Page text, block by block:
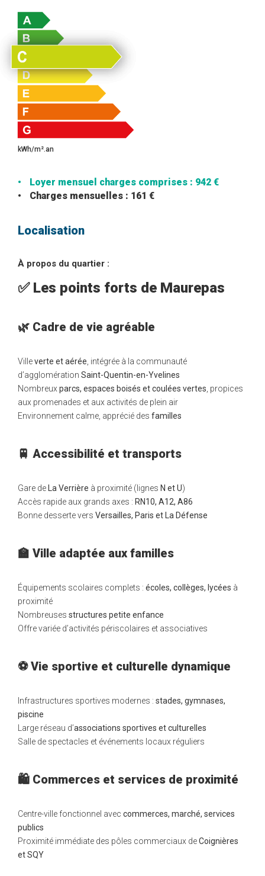
kWh/m².an
Loyer mensuel charges comprises : 942 €
Charges mensuelles : 161 €
Localisation
À propos du quartier :
✅ Les points forts de Maurepas
🌿 Cadre de vie agréable
Villeverte et aérée, intégrée à la communauté
d’agglomération Saint-Quentin-en-Yvelines
Nombreuxparcs, espaces boisés et coulées vertes, propices
aux promenades et aux activités de plein air
Environnement calme, apprécié des familles
🚆 Accessibilité et transports
Gare de La Verrière à proximité (lignes N et U)
Accès rapide aux grands axes : RN10, A12, A86
Bonne desserte vers Versailles, Paris et La Défense
🏫 Ville adaptée aux familles
Équipements scolaires complets : écoles, collèges, lycées à
proximité
Nombreuses structures petite enfance
Offre variée d’activités périscolaires et associatives
⚽ Vie sportive et culturelle dynamique
Infrastructures sportives modernes : stades, gymnases,
piscine
Large réseau d’associations sportives et culturelles
Salle de spectacles et événements locaux réguliers
🛍️ Commerces et services de proximité
Centre-ville fonctionnel avec commerces, marché, services
publics
Proximité immédiate des pôles commerciaux deCoignières
et SQY